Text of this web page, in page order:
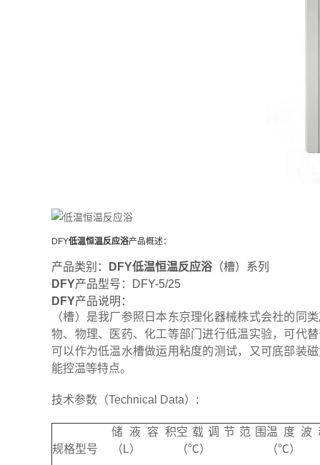
DFY低温恒温反应浴产品概述：
产品类别： DFY低温恒温反应浴（槽）系列
DFY产品型号：DFY-5/25
DFY产品说明：
（槽）是我厂参照日本东京理化器械株式会社的同
物、物理、医药、化工等部门进行低温实验，可代
可以作为低温水槽做运用粘度的测试，又可底部装
能控温等特点。
技术参数（Technical Data）:
规格型号
储液容积
（L）
空载调节范围
（℃）
温度波
（℃）